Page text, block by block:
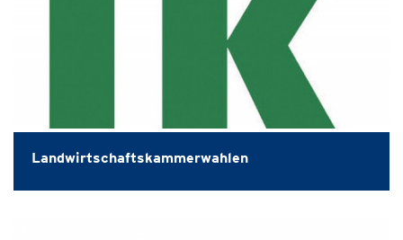
Landwirtschaftskammerwahlen